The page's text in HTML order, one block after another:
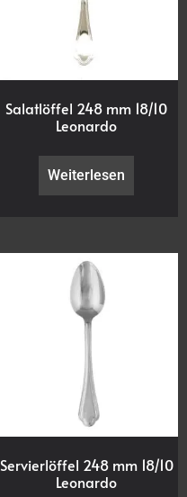
Salatlöffel 248 mm 18/10
Leonardo
Weiterlesen
Servierlöffel 248 mm 18/10
Leonardo